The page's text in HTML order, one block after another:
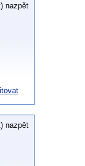
nazpět
nazpět